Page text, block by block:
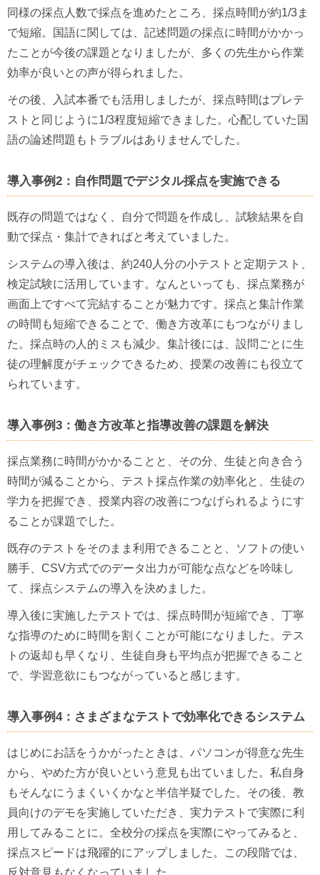
同様の採点人数で採点を進めたところ、採点時間が約1/3ま
で短縮。国語に関しては、記述問題の採点に時間がかかっ
たことが今後の課題となりましたが、多くの先生から作業
効率が良いとの声が得られました。
その後、入試本番でも活用しましたが、採点時間はプレテ
ストと同じように1/3程度短縮できました。心配していた国
語の論述問題もトラブルはありませんでした。
導入事例2：自作問題でデジタル採点を実施できる
既存の問題ではなく、自分で問題を作成し、試験結果を自
動で採点・集計できればと考えていました。
システムの導入後は、約240人分の小テストと定期テスト、
検定試験に活用しています。なんといっても、採点業務が
画面上ですべて完結することが魅力です。採点と集計作業
の時間も短縮できることで、働き方改革にもつながりまし
た。採点時の人的ミスも減少。集計後には、設問ごとに生
徒の理解度がチェックできるため、授業の改善にも役立て
られています。
導入事例3：働き方改革と指導改善の課題を解決
採点業務に時間がかかることと、その分、生徒と向き合う
時間が減ることから、テスト採点作業の効率化と、生徒の
学力を把握でき、授業内容の改善につなげられるようにす
ることが課題でした。
既存のテストをそのまま利用できることと、ソフトの使い
勝手、CSV方式でのデータ出力が可能な点などを吟味し
て、採点システムの導入を決めました。
導入後に実施したテストでは、採点時間が短縮でき、丁寧
な指導のために時間を割くことが可能になりました。テス
トの返却も早くなり、生徒自身も平均点が把握できること
で、学習意欲にもつながっていると感じます。
導入事例4：さまざまなテストで効率化できるシステム
はじめにお話をうかがったときは、パソコンが得意な先生
から、やめた方が良いという意見も出ていました。私自身
もそんなにうまくいくかなと半信半疑でした。その後、教
員向けのデモを実施していただき、実力テストで実際に利
用してみることに。全校分の採点を実際にやってみると、
採点スピードは飛躍的にアップしました。この段階では、